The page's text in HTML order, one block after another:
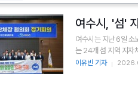
여수시, '섬'
여수시는 지난 6일 소
이유빈 기자